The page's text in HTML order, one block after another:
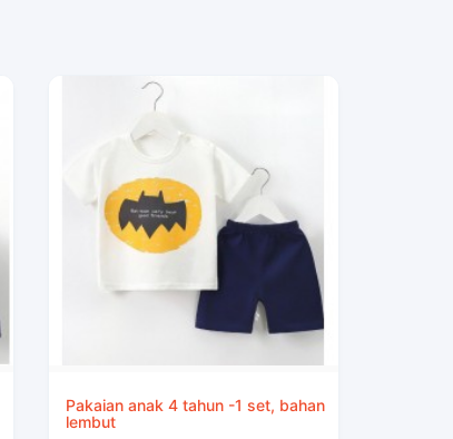
Pakaian anak 4 tahun -1 set, bahan
lembut